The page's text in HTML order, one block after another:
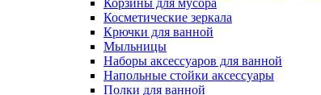
Корзины для мусора
Косметические зеркала
Крючки для ванной
Мыльницы
Наборы аксессуаров для ванной
Напольные стойки аксессуары
Полки для ванной